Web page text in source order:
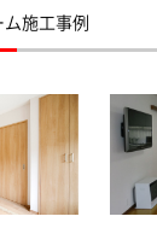
施工事例